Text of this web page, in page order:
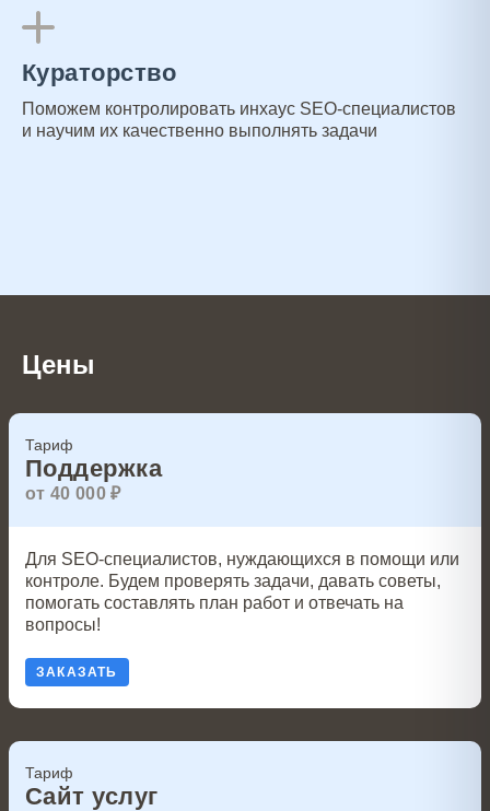
Кураторство
Поможем контролировать инхаус SEO-специалистов
и научим их качественно выполнять задачи
Цены
Тариф
Поддержка
от 40 000 ₽
Для SEO-специалистов, нуждающихся в помощи или
контроле. Будем проверять задачи, давать советы,
помогать составлять план работ и отвечать на
вопросы!
ЗАКАЗАТЬ
Тариф
Сайт услуг